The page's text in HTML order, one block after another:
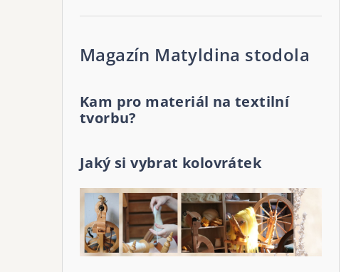
Magazín Matyldina stodola
Kam pro materiál na textilní
tvorbu?
Jaký si vybrat kolovrátek